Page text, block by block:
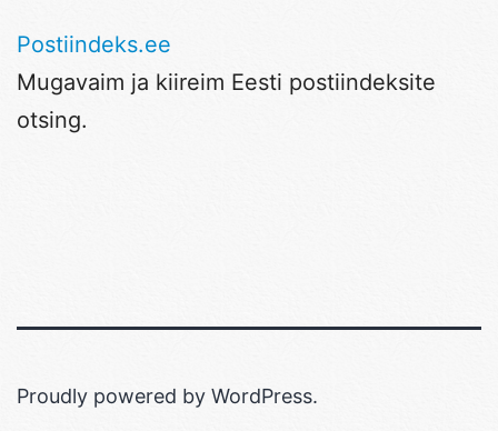
Postiindeks.ee
Mugavaim ja kiireim Eesti postiindeksite
otsing.
Proudly powered by WordPress.